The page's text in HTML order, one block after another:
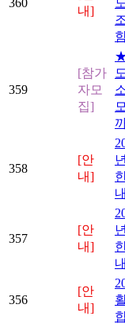
내]
359
[참가
자모
집]
★
358
[안
내]
내
357
[안
내]
내
356
[안
내]